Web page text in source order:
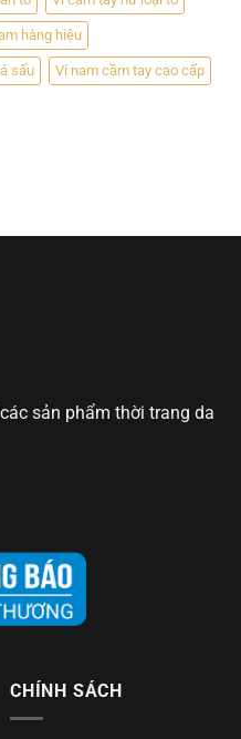
hàng hiệu
sấu Ví nam cầm tay cao cấp
sản phẩm thời trang da
CHÍNH SÁCH